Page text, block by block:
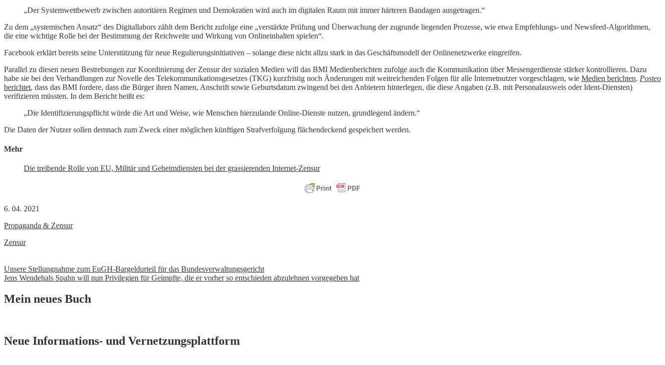
„Der Systemwettbewerb zwischen autoritären Regimen und Demokratien wird auch im digitalen Raum mit immer härteren Bandagen ausgetragen.“
Zu dem „systemischen Ansatz“ des Digitallabors zählt dem Bericht zufolge eine „verstärkte Prüfung und Überwachung der zugrunde liegenden Prozesse, wie etwa Empfehlungs- und Newsfeed-Algorithmen,
die eine wichtige Rolle bei der Bestimmung der Reichweite und Wirkung von Onlineinhalten spielen“.
Facebook erklärt bereits seine Unterstützung für neue Regulierungsinitiativen – solange diese nicht allzu stark in das Geschäftsmodell der Onlinenetzwerke eingreifen.
Parallel zu diesen neuen Bestrebungen zur Koordinierung der Zensur der sozialen Medien will das BMI Medienberichten zufolge auch die Kommunikation über Messengerdienste stärker kontrollieren. Dazu
habe sie bei den Verhandlungen zur Novelle des Telekommunikationsgesetzes (TKG) kurzfristig noch Änderungen mit weitreichenden Folgen für alle Internetnutzer vorgeschlagen, wie Medien berichten. Posteo
berichtet, dass das BMI fordere, dass die Bürger ihren Namen, Anschrift sowie Geburtsdatum zwingend bei den Anbietern hinterlegen, die diese Angaben (z.B. mit Personalausweis oder Ident-Diensten)
verifizieren müssten. In dem Bericht heißt es:
„Die Identifizierungspflicht würde die Art und Weise, wie Menschen hierzulande Online-Dienste nutzen, grundlegend ändern.“
Die Daten der Nutzer sollen demnach zum Zweck einer möglichen künftigen Strafverfolgung flächendeckend gespeichert werden.
Mehr
Die treibende Rolle von EU, Militär und Geheimdiensten bei der grassierenden Internet-Zensur
6. 04. 2021
Propaganda & Zensur
Zensur
Beitrags-
Navigation
Unsere Stellungnahme zum EuGH-Bargeldurteil für das Bundesverwaltungsgericht
Jens Wendehals Spahn will nun Privilegien für Geimpfte, die er vorher so entschieden abzulehnen vorgegeben hat
Mein neues Buch
Neue Informations- und Vernetzungsplattform